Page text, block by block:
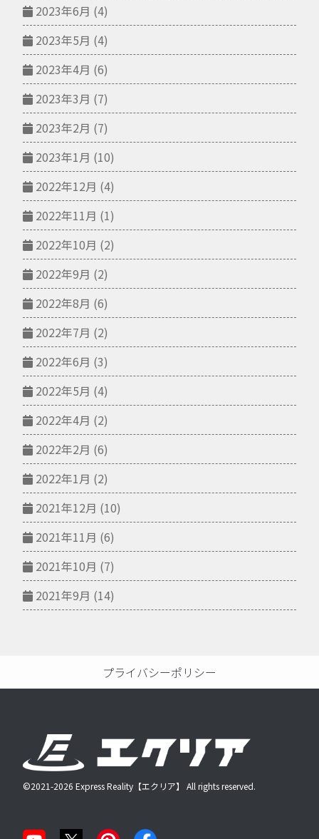
2023年6月 (4)
2023年5月 (4)
2023年4月 (6)
2023年3月 (7)
2023年2月 (7)
2023年1月 (10)
2022年12月 (4)
2022年11月 (1)
2022年10月 (2)
2022年9月 (2)
2022年8月 (6)
2022年7月 (2)
2022年6月 (3)
2022年5月 (4)
2022年4月 (2)
2022年2月 (6)
2022年1月 (2)
2021年12月 (10)
2021年11月 (6)
2021年10月 (7)
2021年9月 (14)
プライバシーポリシー
©2021-2026 Express Reality【エクリア】 All rights reserved.